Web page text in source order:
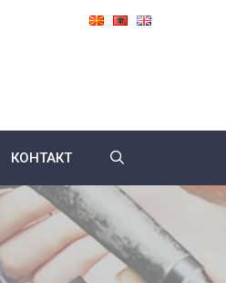
КОНТАКТ